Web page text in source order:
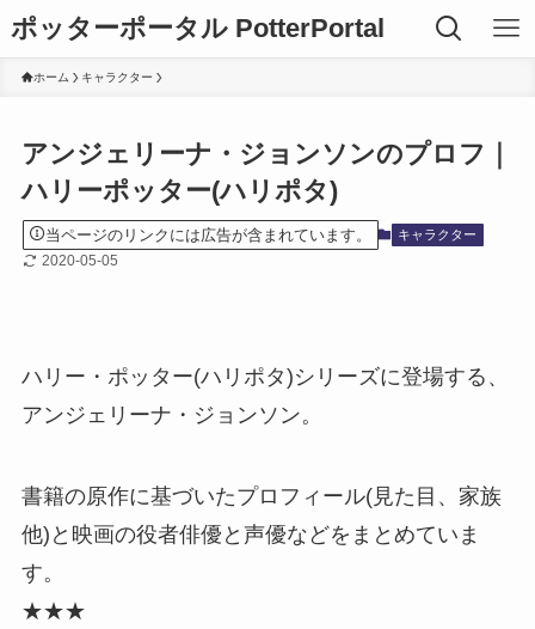
ポッターポータル PotterPortal
ホーム キャラクター
アンジェリーナ・ジョンソンのプロフ｜
ハリーポッター(ハリポタ)
当ページのリンクには広告が含まれています。 キャラクター
2020-05-05
ハリー・ポッター(ハリポタ)シリーズに登場する、
アンジェリーナ・ジョンソン。
書籍の原作に基づいたプロフィール(見た目、家族
他)と映画の役者俳優と声優などをまとめていま
す。
★★★